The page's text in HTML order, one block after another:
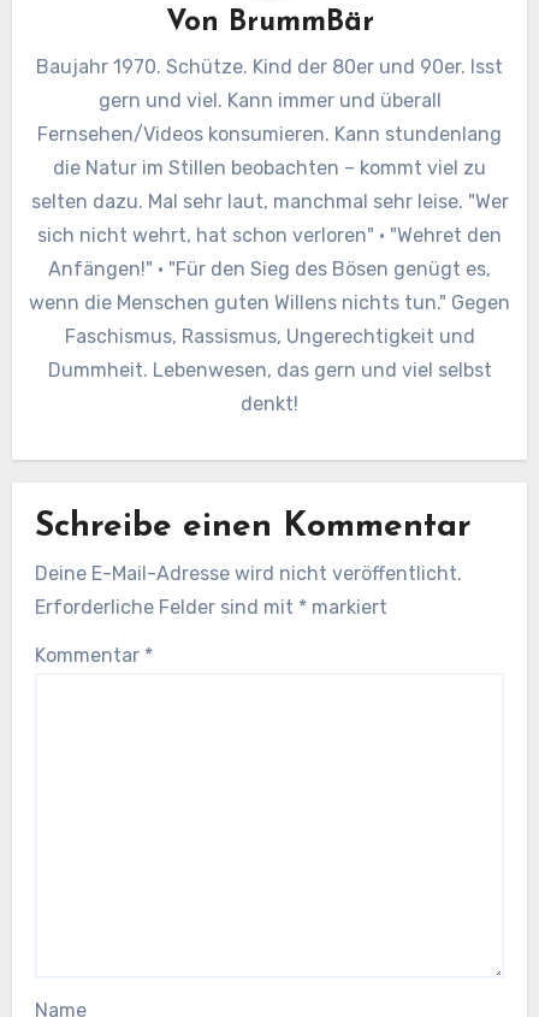
Von BrummBär
Baujahr 1970. Schütze. Kind der 80er und 90er. Isst
gern und viel. Kann immer und überall
Fernsehen/Videos konsumieren. Kann stundenlang
die Natur im Stillen beobachten – kommt viel zu
selten dazu. Mal sehr laut, manchmal sehr leise. "Wer
sich nicht wehrt, hat schon verloren" · "Wehret den
Anfängen!" · "Für den Sieg des Bösen genügt es,
wenn die Menschen guten Willens nichts tun." Gegen
Faschismus, Rassismus, Ungerechtigkeit und
Dummheit. Lebenwesen, das gern und viel selbst
denkt!
Schreibe einen Kommentar
Deine E-Mail-Adresse wird nicht veröffentlicht.
Erforderliche Felder sind mit * markiert
Kommentar *
Name